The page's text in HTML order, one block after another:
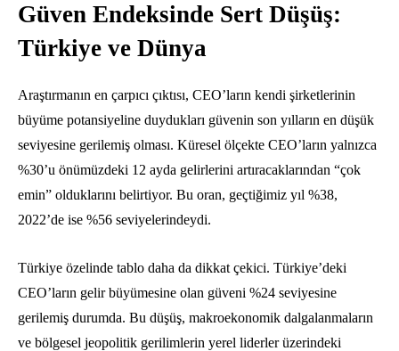
Güven Endeksinde Sert Düşüş:
Türkiye ve Dünya
Araştırmanın en çarpıcı çıktısı, CEO’ların kendi şirketlerinin
büyüme potansiyeline duydukları güvenin son yılların en düşük
seviyesine gerilemiş olması. Küresel ölçekte CEO’ların yalnızca
%30’u önümüzdeki 12 ayda gelirlerini artıracaklarından “çok
emin” olduklarını belirtiyor. Bu oran, geçtiğimiz yıl %38,
2022’de ise %56 seviyelerindeydi.
Türkiye özelinde tablo daha da dikkat çekici. Türkiye’deki
CEO’ların gelir büyümesine olan güveni %24 seviyesine
gerilemiş durumda. Bu düşüş, makroekonomik dalgalanmaların
ve bölgesel jeopolitik gerilimlerin yerel liderler üzerindeki